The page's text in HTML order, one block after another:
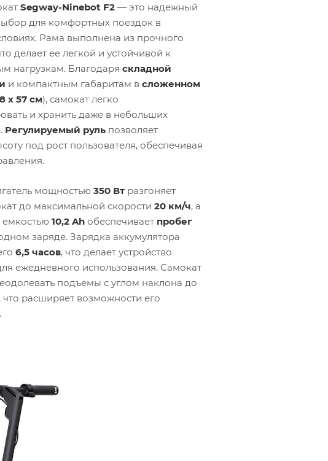
Segway-Ninebot F2— это надежный
для комфортных поездок в
Рама выполнена из прочного
делает ее легкой и устойчивой к
нагрузкам. Благодаря складной
и компактным габаритам в сложенном
х 57 см), самокат легко
и хранить даже в небольших
Регулируемый рульпозволяет
под рост пользователя, обеспечивая
мощностью 350 Втразгоняет
до максимальной скорости 20 км/ч, а
емкостью 10,2 Ahобеспечивает пробег
заряде. Зарядка аккумулятора
6,5 часов, что делает устройство
ежедневного использования. Самокат
подъемы с углом наклона до
что расширяет возможности его